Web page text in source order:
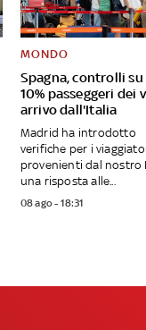
Spagna, controlli su
10% passeggeri dei
arrivo dall'Italia
MONDO
Madrid ha introdotto
verifiche per i
provenienti dal nostro
una risposta alle...
08 ago - 18:31